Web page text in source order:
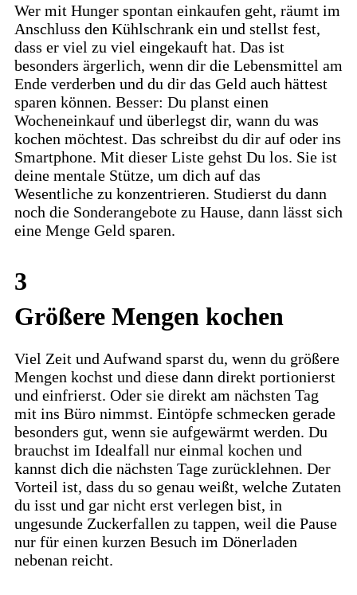
Wer mit Hunger spontan einkaufen geht, räumt im
Anschluss den Kühlschrank ein und stellst fest,
dass er viel zu viel eingekauft hat. Das ist
besonders ärgerlich, wenn dir die Lebensmittel am
Ende verderben und du dir das Geld auch hättest
sparen können. Besser: Du planst einen
Wocheneinkauf und überlegst dir, wann du was
kochen möchtest. Das schreibst du dir auf oder ins
Smartphone. Mit dieser Liste gehst Du los. Sie ist
deine mentale Stütze, um dich auf das
Wesentliche zu konzentrieren. Studierst du dann
noch die Sonderangebote zu Hause, dann lässt sich
eine Menge Geld sparen.
3
Größere Mengen kochen
Viel Zeit und Aufwand sparst du, wenn du größere
Mengen kochst und diese dann direkt portionierst
und einfrierst. Oder sie direkt am nächsten Tag
mit ins Büro nimmst. Eintöpfe schmecken gerade
besonders gut, wenn sie aufgewärmt werden. Du
brauchst im Idealfall nur einmal kochen und
kannst dich die nächsten Tage zurücklehnen. Der
Vorteil ist, dass du so genau weißt, welche Zutaten
du isst und gar nicht erst verlegen bist, in
ungesunde Zuckerfallen zu tappen, weil die Pause
nur für einen kurzen Besuch im Dönerladen
nebenan reicht.